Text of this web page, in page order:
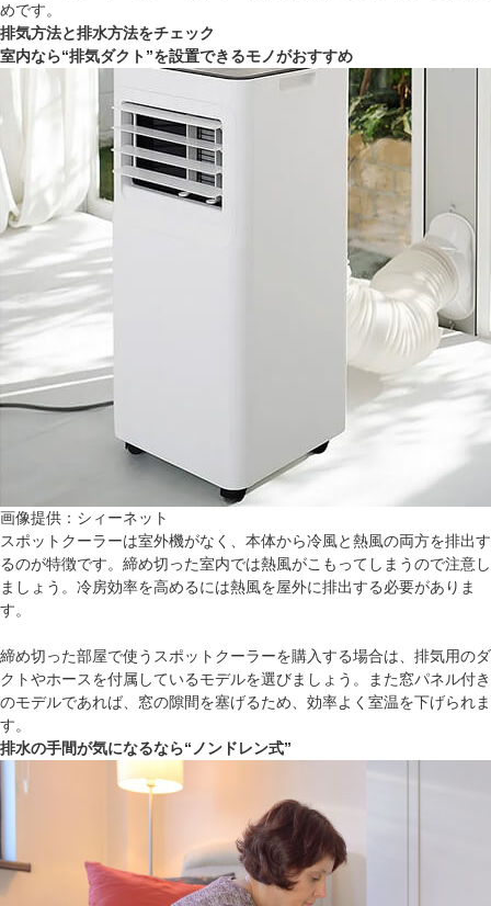
めです。
排気方法と排水方法をチェック
室内なら“排気ダクト”を設置できるモノがおすすめ
画像提供：シィーネット
スポットクーラーは室外機がなく、本体から冷風と熱風の両方を排出す
るのが特徴です。締め切った室内では熱風がこもってしまうので注意し
ましょう。冷房効率を高めるには熱風を屋外に排出する必要がありま
す。
締め切った部屋で使うスポットクーラーを購入する場合は、排気用のダ
クトやホースを付属しているモデルを選びましょう。また窓パネル付き
のモデルであれば、窓の隙間を塞げるため、効率よく室温を下げられま
す。
排水の手間が気になるなら“ノンドレン式”